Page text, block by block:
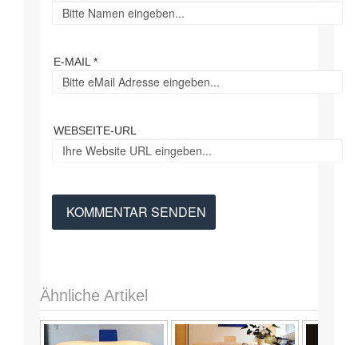
E-MAIL *
WEBSEITE-URL
Ähnliche Artikel